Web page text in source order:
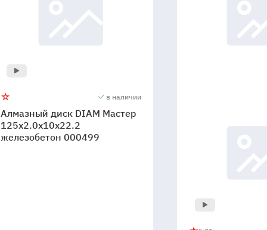
в наличии
Алмазный диск DIAM Мастер
125x2.0x10x22.2
железобетон 000499